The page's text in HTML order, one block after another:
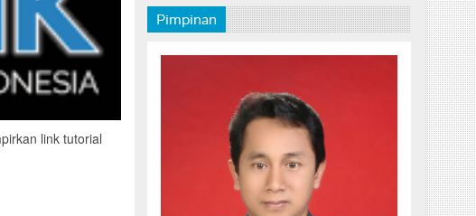
link tutorial
Pimpinan